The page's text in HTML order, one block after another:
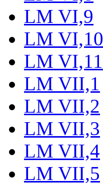
LM VI,9
LM VI,10
LM VI,11
LM VII,1
LM VII,2
LM VII,3
LM VII,4
LM VII,5